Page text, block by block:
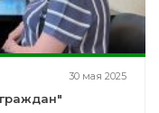
30 мая 2025